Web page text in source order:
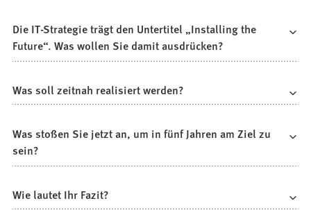
Die IT-Strategie trägt den Untertitel „Installing the
Future“. Was wollen Sie damit ausdrücken?
Was soll zeitnah realisiert werden?
Was stoßen Sie jetzt an, um in fünf Jahren am Ziel zu
sein?
Wie lautet Ihr Fazit?